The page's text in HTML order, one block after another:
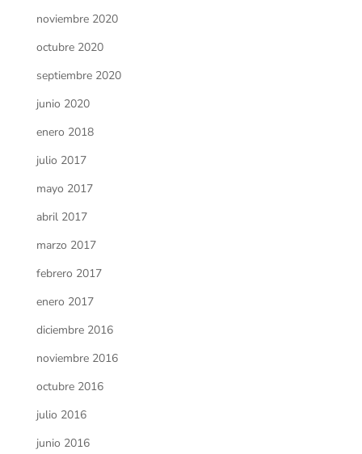
noviembre 2020
octubre 2020
septiembre 2020
junio 2020
enero 2018
julio 2017
mayo 2017
abril 2017
marzo 2017
febrero 2017
enero 2017
diciembre 2016
noviembre 2016
octubre 2016
julio 2016
junio 2016